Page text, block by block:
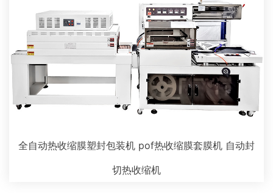
全自动热收缩膜塑封包装机 pof热收缩膜套膜机 自动封
切热收缩机